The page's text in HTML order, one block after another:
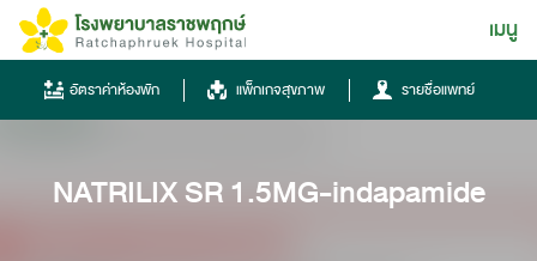
Skip
content
เมนู
ไทย
ไทย
English
อัตราค่าห้องพัก แพ็กเกจสุขภาพ รายชื่อแพทย์
NATRILIX SR 1.5MG-indapamide